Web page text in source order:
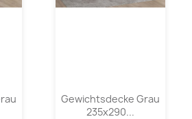
Gewichtsdecke Grau
235x290...